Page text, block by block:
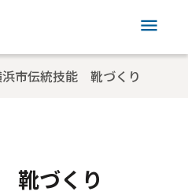
menu
市伝統技能 靴づくり
靴づくり